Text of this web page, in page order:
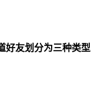
好友划分为三种类型